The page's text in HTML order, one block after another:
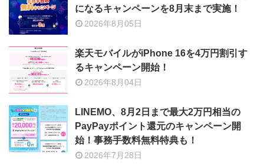
になるキャンペーンを8月末まで実施！
2026年8月05日
楽天モバイルがiPhone 16を4万円割引す
るキャンペーン開始！
2026年8月04日
LINEMO、8月2日まで最大2万円相当の
PayPayポイント還元のキャンペーン開
始！事務手数料無料特典も！
2026年7月28日